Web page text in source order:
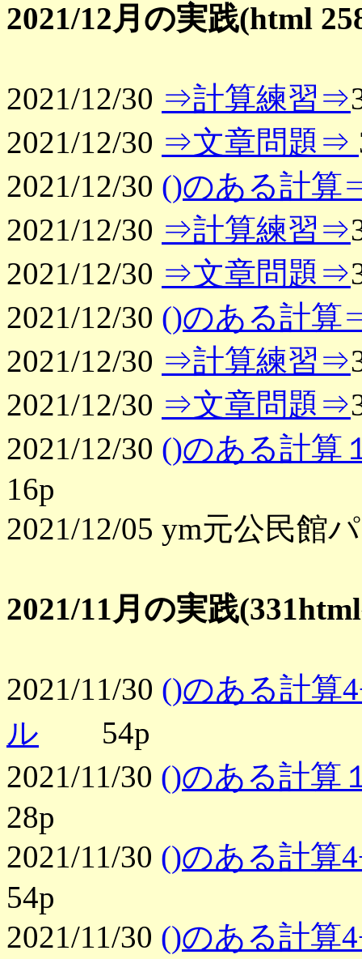
2021/12月の実践(html
2021/12/30 ⇒計算練習⇒
2021/12/30 ⇒文章問題⇒
2021/12/30 ()のある計算
2021/12/30 ⇒計算練習⇒
2021/12/30 ⇒文章問題⇒
2021/12/30 ()のある計
2021/12/30 ⇒計算練習⇒
2021/12/30 ⇒文章問題⇒
2021/12/30 ()のある計算
16p
2021/12/05 ym元公民
2021/11月の実践
2021/11/30 ()のある計算
ル 54p
2021/11/30 ()のある計算
28p
2021/11/30 ()のある計算
54p
2021/11/30 ()のある計算